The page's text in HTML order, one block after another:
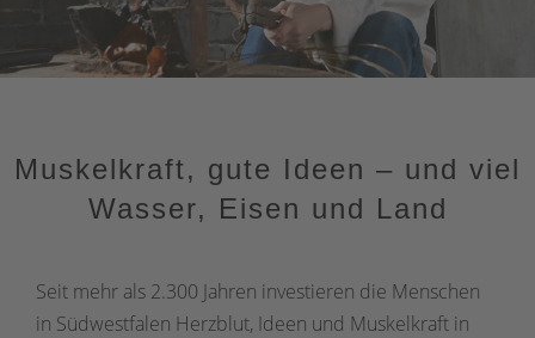
Muskelkraft, gute Ideen – und viel
Wasser, Eisen und Land
Seit mehr als 2.300 Jahren investieren die Menschen
in Südwestfalen Herzblut, Ideen und Muskelkraft in